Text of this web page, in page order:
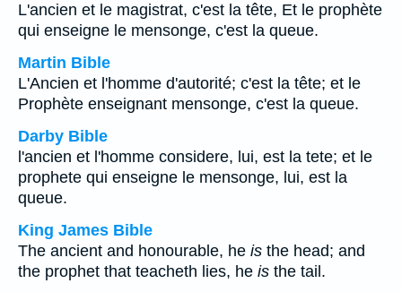
L'ancien et le magistrat, c'est la tête, Et le prophète
qui enseigne le mensonge, c'est la queue.
Martin Bible
L'Ancien et l'homme d'autorité; c'est la tête; et le
Prophète enseignant mensonge, c'est la queue.
Darby Bible
l'ancien et l'homme considere, lui, est la tete; et le
prophete qui enseigne le mensonge, lui, est la
queue.
King James Bible
The ancient and honourable, he is the head; and
the prophet that teacheth lies, he is the tail.